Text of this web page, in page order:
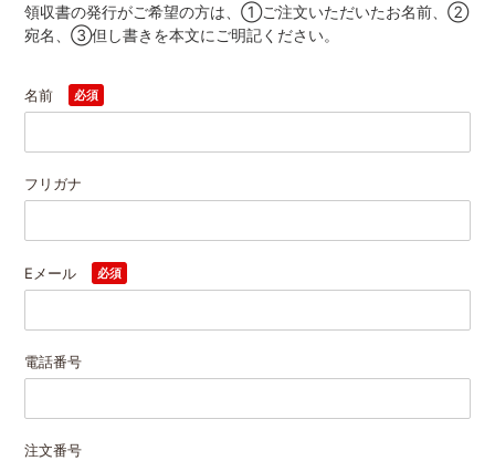
領収書の発行がご希望の方は、①ご注文いただいたお名前、②
宛名、③但し書きを本文にご明記ください。
名前 必須
フリガナ
Eメール 必須
電話番号
注文番号